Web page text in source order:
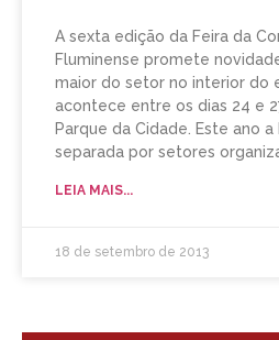
A sexta edição da Feira da
Fluminense promete
maior do setor no interior do
acontece entre os dias 24 e
Parque da Cidade. Este ano
separada por setores
LEIA MAIS...
18 de setembro de 2013